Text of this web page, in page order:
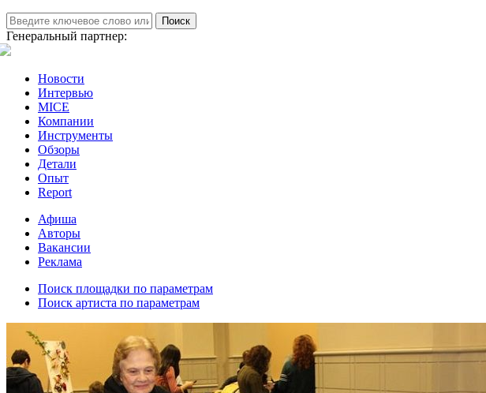
Поиск
Генеральный партнер:
Новости
Интервью
MICE
Компании
Инструменты
Обзоры
Детали
Опыт
Report
Афиша
Авторы
Вакансии
Реклама
Поиск площадки по параметрам
Поиск артиста по параметрам